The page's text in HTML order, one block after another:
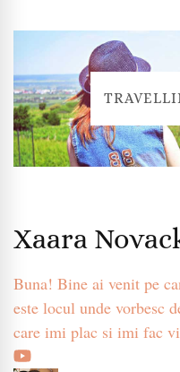
Xaara
Buna! Bine ai venit pe
este locul unde vorbesc
care imi plac si imi fac